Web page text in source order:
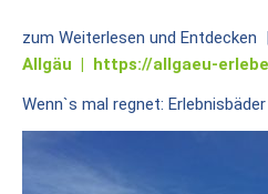
Akademie
für
BAG
Familienerholung
zum Weiterlesen und Entdecken |
Allgäu | https://allgaeu-
Wenn`s mal regnet: